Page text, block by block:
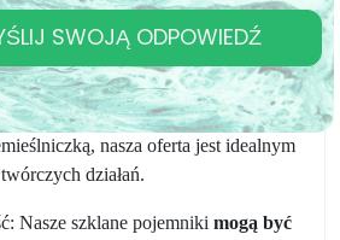
designowi, nasze pojemniki
z każdym stylem aranżacji wnętrz,
przytulny i jasny charakter. Bez
pasjonatką ręcznie robionych świec,
nasza oferta jest idealnym
działań.
Nasze szklane pojemniki mogą być
SWOJĄ ODPOWIEDŹ